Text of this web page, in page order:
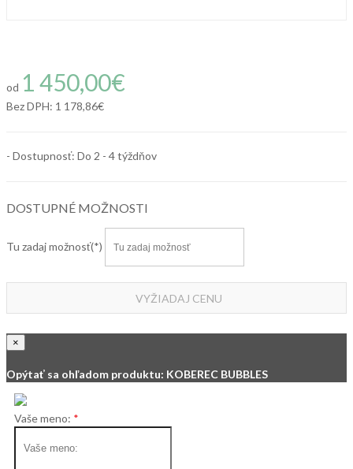
od 1 450,00€
Bez DPH: 1 178,86€
- Dostupnosť: Do 2 - 4 týždňov
DOSTUPNÉ MOŽNOSTI
Tu zadaj možnosť
VYŽIADAJ CENU
×
Opýtať sa ohľadom produktu: KOBEREC BUBBLES
Vaše meno: